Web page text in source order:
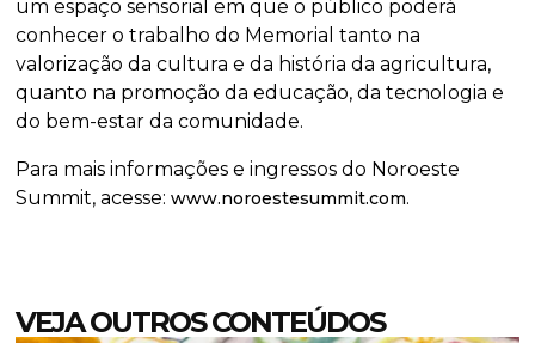
um espaço sensorial em que o público poderá
conhecer o trabalho do Memorial tanto na
valorização da cultura e da história da agricultura,
quanto na promoção da educação, da tecnologia e
do bem-estar da comunidade.
Para mais informações e ingressos do Noroeste
Summit, acesse:www.noroestesummit.com.
VEJA OUTROS CONTEÚDOS